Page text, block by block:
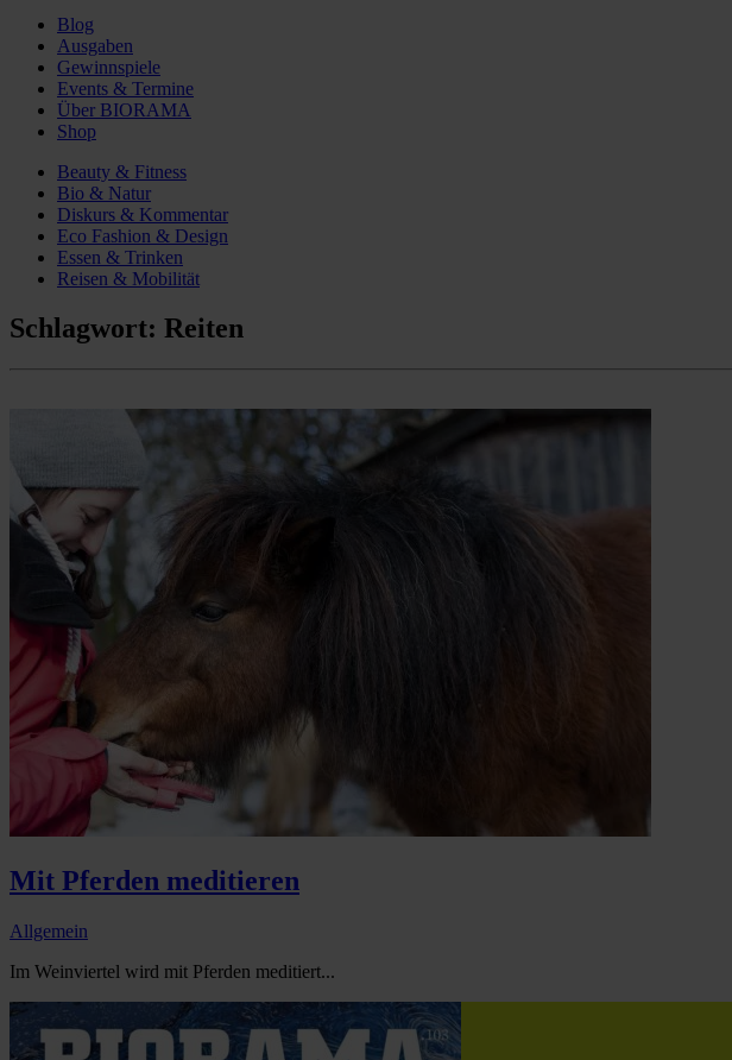
Blog
Ausgaben
Gewinnspiele
Events & Termine
Über BIORAMA
Shop
Beauty & Fitness
Bio & Natur
Diskurs & Kommentar
Eco Fashion & Design
Essen & Trinken
Reisen & Mobilität
Schlagwort: Reiten
Mit Pferden meditieren
Allgemein
Im Weinviertel wird mit Pferden meditiert...